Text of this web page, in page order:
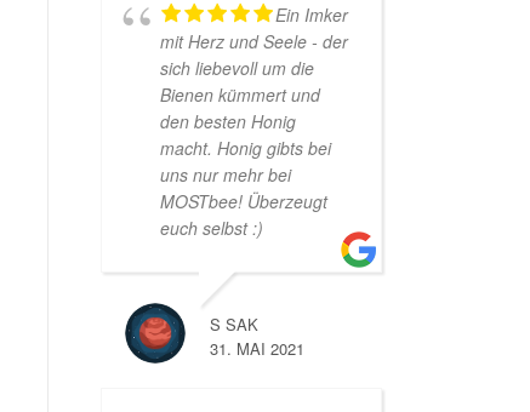
Ein Imker
mit Herz und Seele - der
sich liebevoll um die
Bienen kümmert und
den besten Honig
macht. Honig gibts bei
uns nur mehr bei
MOSTbee! Überzeugt
euch selbst :)
S SAK
31. MAI 2021